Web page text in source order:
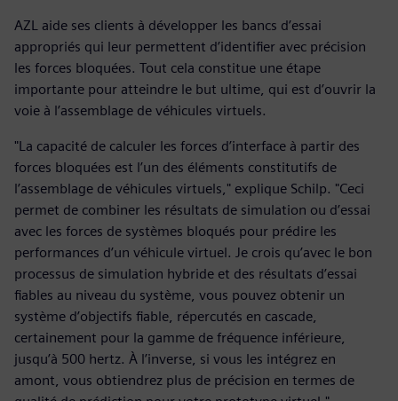
AZL aide ses clients à développer les bancs d’essai
appropriés qui leur permettent d’identifier avec précision
les forces bloquées. Tout cela constitue une étape
importante pour atteindre le but ultime, qui est d’ouvrir la
voie à l’assemblage de véhicules virtuels.
"La capacité de calculer les forces d’interface à partir des
forces bloquées est l’un des éléments constitutifs de
l’assemblage de véhicules virtuels," explique Schilp. "Ceci
permet de combiner les résultats de simulation ou d’essai
avec les forces de systèmes bloqués pour prédire les
performances d’un véhicule virtuel. Je crois qu’avec le bon
processus de simulation hybride et des résultats d’essai
fiables au niveau du système, vous pouvez obtenir un
système d’objectifs fiable, répercutés en cascade,
certainement pour la gamme de fréquence inférieure,
jusqu’à 500 hertz. À l’inverse, si vous les intégrez en
amont, vous obtiendrez plus de précision en termes de